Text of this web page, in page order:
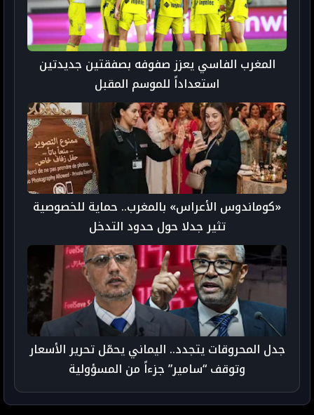
المغرب الفاسي يعزز صفوفه بصفقتين جديدتين
استعداداً للموسم المقبل
«كوماندوس الأعراس» بالمغرب.. حماية للخصوصية
تثير جدلا حول حدود التدخل
جدل المحروقات يتجدد.. اليماني يحمّل تحرير الأسعار
وتوقف “سامير” جزءاً من المسؤولية